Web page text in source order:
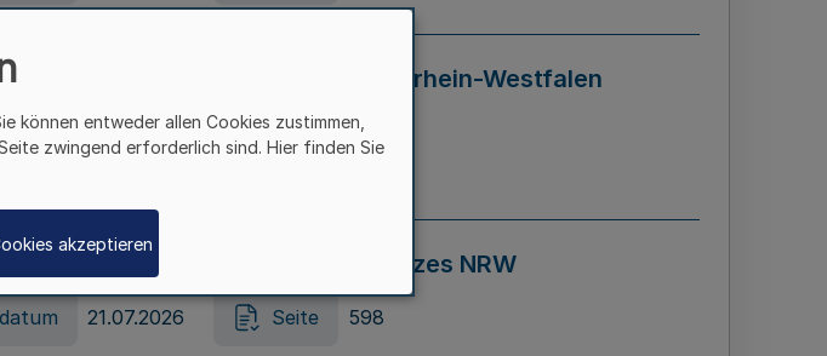
von Diskriminierung in Nordrhein-Westfalen
– LADG NRW)
21.07.2026 Seite 595
des Online-Casinospiel Gesetzes NRW
21.07.2026 Seite 598
können entweder allen Cookies zustimmen,
zwingend erforderlich sind. Hier finden Sie
akzeptieren